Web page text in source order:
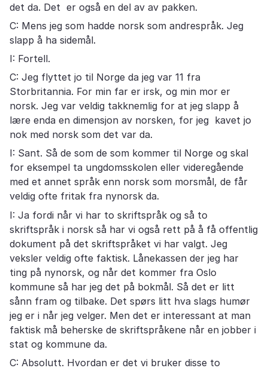
det da. Det er også en del av av pakken.
C: Mens jeg som hadde norsk som andrespråk. Jeg
slapp å ha sidemål.
I: Fortell.
C: Jeg flyttet jo til Norge da jeg var 11 fra
Storbritannia. For min far er irsk, og min mor er
norsk. Jeg var veldig takknemlig for at jeg slapp å
lære enda en dimensjon av norsken, for jeg kavet jo
nok med norsk som det var da.
I: Sant. Så de som de som kommer til Norge og skal
for eksempel ta ungdomsskolen eller videregående
med et annet språk enn norsk som morsmål, de får
veldig ofte fritak fra nynorsk da.
I: Ja fordi når vi har to skriftspråk og så to
skriftspråk i norsk så har vi også rett på å få offentlig
dokument på det skriftspråket vi har valgt. Jeg
veksler veldig ofte faktisk. Lånekassen der jeg har
ting på nynorsk, og når det kommer fra Oslo
kommune så har jeg det på bokmål. Så det er litt
sånn fram og tilbake. Det spørs litt hva slags humør
jeg er i når jeg velger. Men det er interessant at man
faktisk må beherske de skriftspråkene når en jobber i
stat og kommune da.
C: Absolutt. Hvordan er det vi bruker disse to